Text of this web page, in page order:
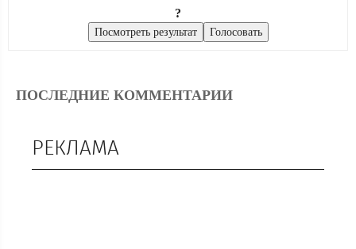
?
ПОСЛЕДНИЕ КОММЕНТАРИИ
РЕКЛАМА